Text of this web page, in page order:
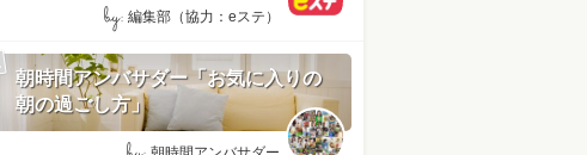
by: 編集部（協力：eステ）
朝時間アンバサダー「お気に入りの
朝の過ごし方」